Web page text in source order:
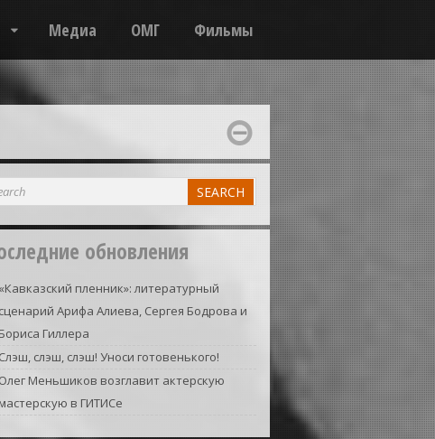
Медиа ОМГ Фильмы
обновления
«Кавказский пленник»: литературный
сценарий Арифа Алиева, Сергея Бодрова и
Бориса Гиллера
Слэш, слэш, слэш! Уноси готовенького!
Олег Меньшиков возглавит актерскую
мастерскую в ГИТИСе